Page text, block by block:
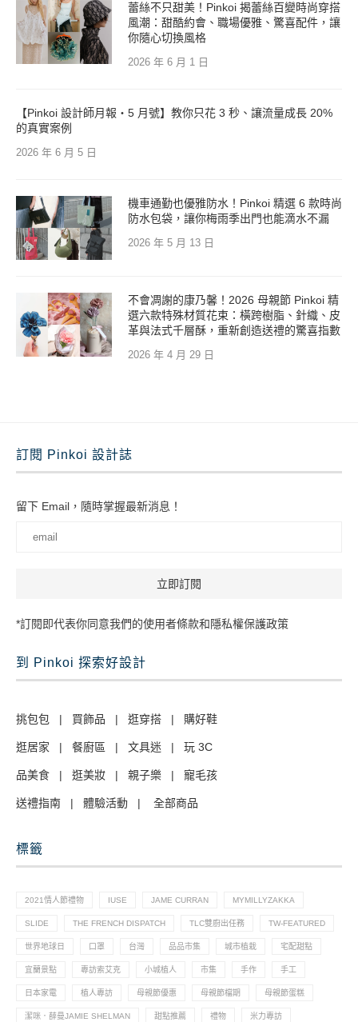
蕾絲不只甜美！Pinkoi 揭蕾絲百變時尚穿搭
風潮：甜酷約會、職場優雅、驚喜配件，讓
你隨心切換風格
2026 年 6 月 1 日
【Pinkoi 設計師月報・5 月號】教你只花 3 秒、讓流量成長 20%
的真實案例
2026 年 6 月 5 日
機車通勤也優雅防水！Pinkoi 精選 6 款時尚
防水包袋，讓你梅雨季出門也能滴水不漏
2026 年 5 月 13 日
不會凋謝的康乃馨！2026 母親節 Pinkoi 精
選六款特殊材質花束：橫跨樹脂、針織、皮
革與法式千層酥，重新創造送禮的驚喜指數
2026 年 4 月 29 日
訂閱 Pinkoi 設計誌
留下 Email，隨時掌握最新消息！
*訂閱即代表你同意我們的使用者條款和隱私權保護政策
到 Pinkoi 探索好設計
挑包包 | 買飾品 | 逛穿搭 | 購好鞋
逛居家 | 餐廚區 | 文具迷 | 玩 3C
品美食 | 逛美妝 | 親子樂 | 寵毛孩
送禮指南 | 體驗活動 | 全部商品
標籤
2021情人節禮物 IUSE JAME CURRAN MYMILLYZAKKA
SLIDE THE FRENCH DISPATCH TLC雙廚出任務 TW-FEATURED
世界地球日 口罩 台灣 品品市集 城市植栽 宅配甜點
宜蘭景點 專訪索艾克 小城植人 市集 手作 手工
日本家電 植人專訪 母親節優惠 母親節檔期 母親節蛋糕
潔咪．薛曼JAMIE SHELMAN 甜點推薦 禮物 米力專訪